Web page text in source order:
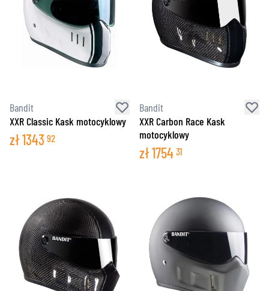
Bandit
XXR Classic Kask motocyklowy
zł1343 92
Bandit
XXR Carbon Race Kask
motocyklowy
zł1754 31